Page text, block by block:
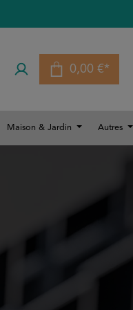
0,00 €*
Le
Maison & Jardin Autres